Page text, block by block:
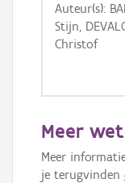
GRB-
GRB-
Auteur(s):
Stijn,
Christof
Meer
Meer
je terugvinden